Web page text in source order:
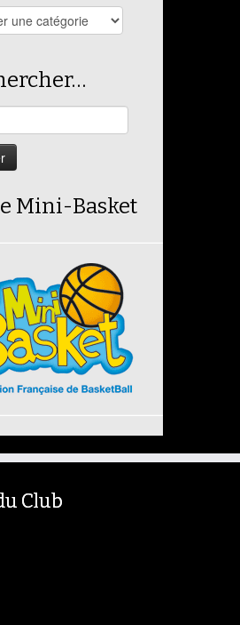
Mini-Basket
Club